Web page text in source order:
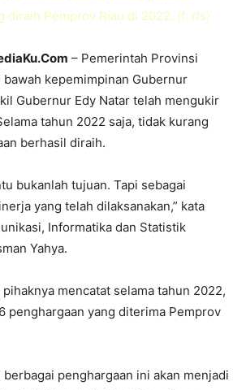
– Pemerintah Provinsi
bawah kepemimpinan Gubernur
Gubernur Edy Natar telah mengukir
tahun 2022 saja, tidak kurang
berhasil diraih.
bukanlah tujuan. Tapi sebagai
yang telah dilaksanakan,” kata
Informatika dan Statistik
Yahya.
mencatat selama tahun 2022,
penghargaan yang diterima Pemprov
berbagai penghargaan ini akan menjadi